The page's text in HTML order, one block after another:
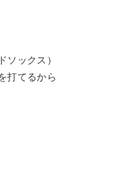
ックス）
打てるから